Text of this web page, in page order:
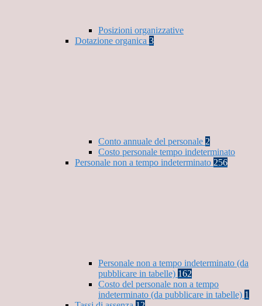
Posizioni organizzative
Dotazione organica 3
Conto annuale del personale 2
Costo personale tempo indeterminato
Personale non a tempo indeterminato 256
Personale non a tempo indeterminato (da
pubblicare in tabelle) 162
Costo del personale non a tempo
indeterminato (da pubblicare in tabelle) 1